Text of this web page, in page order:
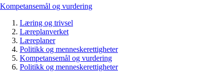
Kompetansemål og vurdering
Læring og trivsel
Læreplanverket
Læreplaner
Politikk og menneskerettigheter
Kompetansemål og vurdering
Politikk og menneskerettigheter